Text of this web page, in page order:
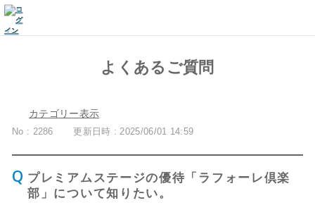
よくあるご質問
カテゴリー表示
No : 2286 更新日時 : 2025/06/01 14:59
プレミアムステージの優待「ラフォーレ倶楽
部」について知りたい。